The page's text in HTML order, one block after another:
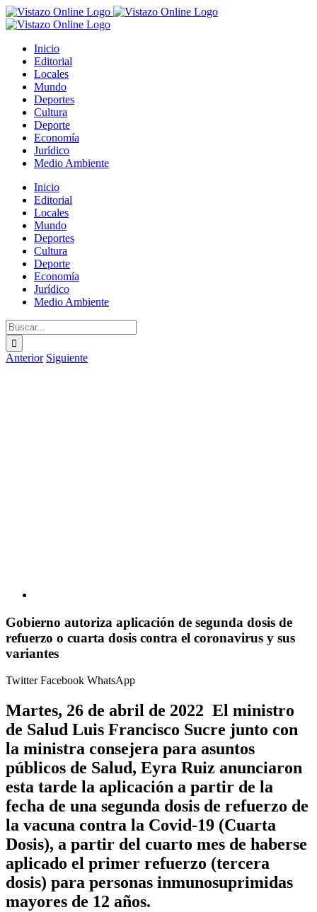
Saltar
al
Inicio
Editorial
Locales
Mundo
Deportes
Cultura
Deporte
Economía
Jurídico
Medio Ambiente
Inicio
Editorial
Locales
Mundo
Deportes
Cultura
Deporte
Economía
Jurídico
Medio Ambiente
Buscar:
Anterior Siguiente
Gobierno autoriza aplicación de segunda dosis de
refuerzo o cuarta dosis contra el coronavirus y sus
variantes
TwitterFacebook WhatsApp
Martes, 26 de abril de 2022 El ministro
de Salud Luis Francisco Sucre junto con
la ministra consejera para asuntos
públicos de Salud, Eyra Ruiz anunciaron
esta tarde la aplicación a partir de la
fecha de una segunda dosis de refuerzo de
la vacuna contra la Covid-19 (Cuarta
Dosis), a partir del cuarto mes de haberse
aplicado el primer refuerzo (tercera
dosis) para personas inmunosuprimidas
mayores de 12 años.